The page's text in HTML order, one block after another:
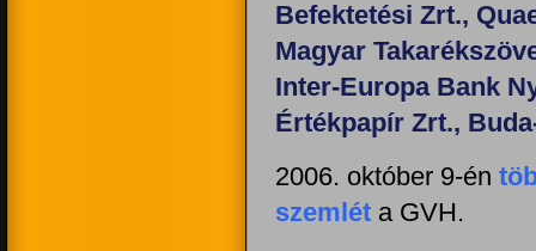
Befektetési Zrt.,
Magyar
Inter-Europa Bank
Értékpapír Zrt.,
2006. október 9-én
szemlét a GVH.